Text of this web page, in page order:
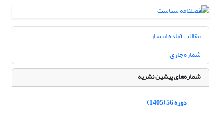
مقالات آماده انتشار
شماره جاری
شماره‌های پیشین نشریه
دوره 56 (1405)